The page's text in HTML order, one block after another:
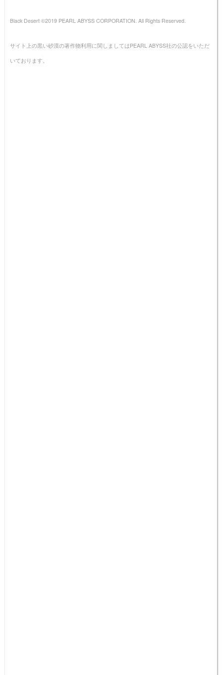
Black Desert ©2019 PEARL ABYSS CORPORATION. All Rights Reserved.
サイト上の黒い砂漠の著作物利用に関しましてはPEARL ABYSS社の公認をいただ
いております。